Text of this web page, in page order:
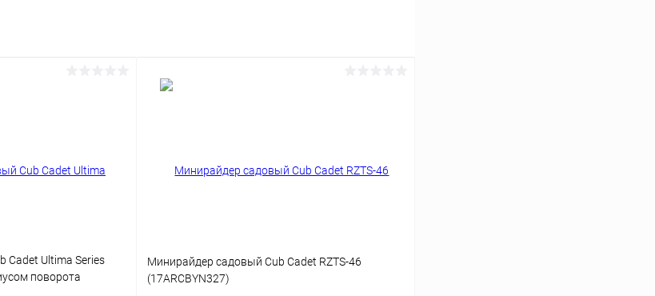
Cadet Ultima Series
поворота
Минирайдер садовый Cub Cadet RZTS-46
(17ARCBYN327)